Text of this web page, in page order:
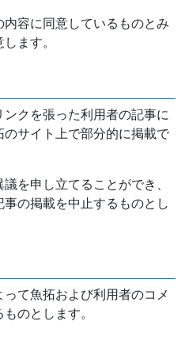
容に同意しているものとみ
ます。
クを張った利用者の記事に
サイト上で部分的に掲載で
を申し立てることができ、
の掲載を中止するものとし
て魚拓および利用者のコメ
のとします。